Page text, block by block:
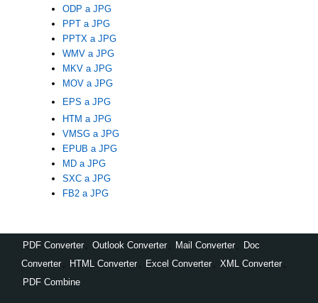
ODP a JPG
PPT a JPG
PPTX a JPG
WMV a JPG
MKV a JPG
MOV a JPG
EPS a JPG
HTM a JPG
VMSG a JPG
EPUB a JPG
MD a JPG
SXC a JPG
FB2 a JPG
PDF Converter Outlook Converter Mail Converter
Doc
Converter
HTML Converter Excel Converter XML Converter
PDF Combine